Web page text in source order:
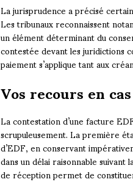
La jurisprudence a précisé
Les tribunaux reconnaissent
un élément déterminant du
contestée devant les juridictions
paiement s’applique tant aux
Vos recours en
La contestation d’une facture
scrupuleusement. La première
d’EDF, en conservant
dans un délai raisonnable
de réception permet de